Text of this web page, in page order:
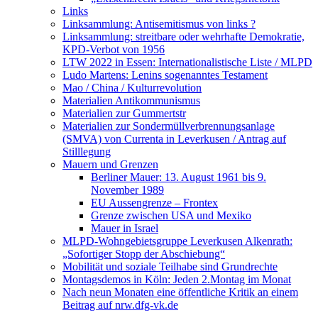
Links
Linksammlung: Antisemitismus von links ?
Linksammlung: streitbare oder wehrhafte Demokratie,
KPD-Verbot von 1956
LTW 2022 in Essen: Internationalistische Liste / MLPD
Ludo Martens: Lenins sogenanntes Testament
Mao / China / Kulturrevolution
Materialien Antikommunismus
Materialien zur Gummertstr
Materialien zur Sondermüllverbrennungsanlage
(SMVA) von Currenta in Leverkusen / Antrag auf
Stilllegung
Mauern und Grenzen
Berliner Mauer: 13. August 1961 bis 9.
November 1989
EU Aussengrenze – Frontex
Grenze zwischen USA und Mexiko
Mauer in Israel
MLPD-Wohngebietsgruppe Leverkusen Alkenrath:
„Sofortiger Stopp der Abschiebung“
Mobilität und soziale Teilhabe sind Grundrechte
Montagsdemos in Köln: Jeden 2.Montag im Monat
Nach neun Monaten eine öffentliche Kritik an einem
Beitrag auf nrw.dfg-vk.de